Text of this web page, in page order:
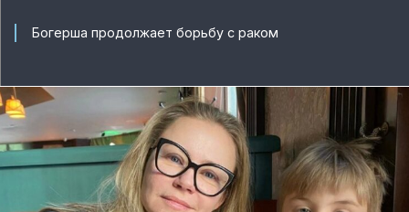
Богерша продолжает борьбу с раком